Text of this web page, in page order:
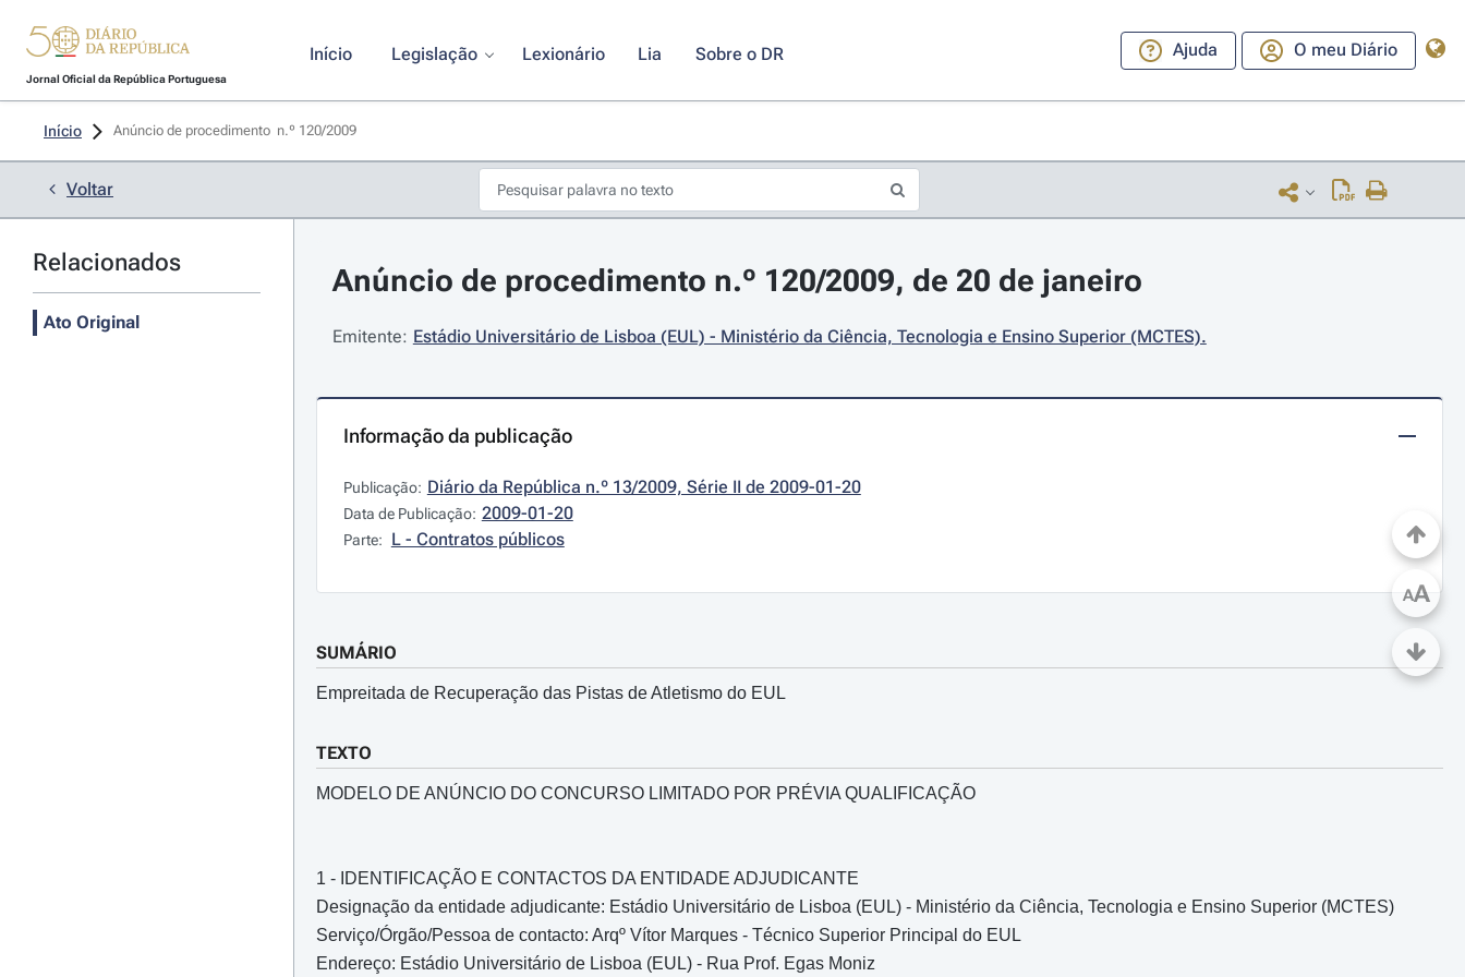
Jornal Oficial da República Portuguesa
Início Legislação Lexionário Lia Sobre o DR Ajuda O meu Diário
Início Anúncio de procedimento  n.º 120/2009
Voltar
Relacionados
Ato Original
Anúncio de procedimento n.º 120/2009, de 20 de janeiro
Emitente: Estádio Universitário de Lisboa (EUL) - Ministério da Ciência, Tecnologia e Ensino Superior (MCTES).
Informação da publicação
Publicação: Diário da República n.º 13/2009, Série II de 2009-01-20
Data de Publicação: 2009-01-20
Parte: L - Contratos públicos
SUMÁRIO
Empreitada de Recuperação das Pistas de Atletismo do EUL
TEXTO
MODELO DE ANÚNCIO DO CONCURSO LIMITADO POR PRÉVIA QUALIFICAÇÃO
1 - IDENTIFICAÇÃO E CONTACTOS DA ENTIDADE ADJUDICANTE
Designação da entidade adjudicante: Estádio Universitário de Lisboa (EUL) - Ministério da Ciência, Tecnologia e Ensino Superior (MCTES)
Serviço/Órgão/Pessoa de contacto: Arqº Vítor Marques - Técnico Superior Principal do EUL
Endereço: Estádio Universitário de Lisboa (EUL) - Rua Prof. Egas Moniz
AA